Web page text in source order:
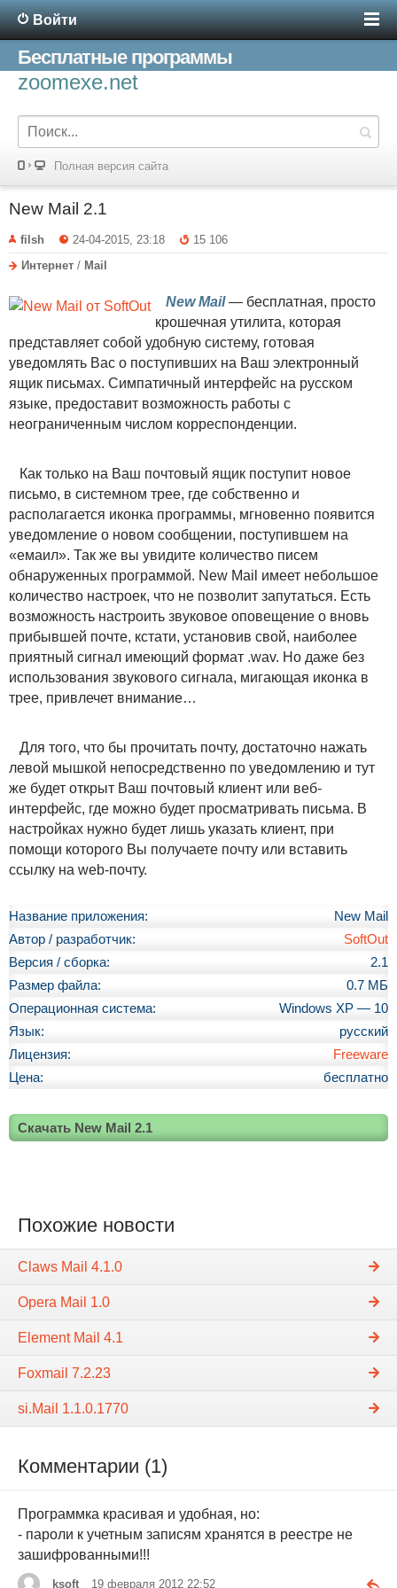
Войти
Бесплатные программы
zoomexe.net
Полная версия сайта
New Mail 2.1
filsh 24-04-2015, 23:18
15 106
Интернет / Mail
New Mail— бесплатная, просто
крошечная утилита, которая
представляет собой удобную систему, готовая
уведомлять Вас о поступивших на Ваш электронный
ящик письмах. Симпатичный интерфейс на русском
языке, предоставит возможность работы с
неограниченным числом корреспонденции.
Как только на Ваш почтовый ящик поступит новое
письмо, в системном трее, где собственно и
располагается иконка программы, мгновенно появится
уведомление о новом сообщении, поступившем на
«емаил». Так же вы увидите количество писем
обнаруженных программой. New Mail имеет небольшое
количество настроек, что не позволит запутаться. Есть
возможность настроить звуковое оповещение о вновь
прибывшей почте, кстати, установив свой, наиболее
приятный сигнал имеющий формат .wav. Но даже без
использования звукового сигнала, мигающая иконка в
трее, привлечет внимание…
Для того, что бы прочитать почту, достаточно нажать
левой мышкой непосредственно по уведомлению и тут
же будет открыт Ваш почтовый клиент или веб-
интерфейс, где можно будет просматривать письма. В
настройках нужно будет лишь указать клиент, при
помощи которого Вы получаете почту или вставить
ссылку на web-почту.
Название приложения:
New Mail
Автор / разработчик:
SoftOut
Версия / сборка:
2.1
Размер файла:
0.7 МБ
Операционная система:
Windows XP — 10
Язык:
русский
Лицензия:
Freeware
Цена:
бесплатно
Скачать New Mail 2.1
Похожие новости
Claws Mail 4.1.0
Opera Mail 1.0
Element Mail 4.1
Foxmail 7.2.23
si.Mail 1.1.0.1770
Комментарии (1)
Программка красивая и удобная, но:
- пароли к учетным записям хранятся в реестре не
зашифрованными!!!
ksoft 19 февраля 2012 22:52